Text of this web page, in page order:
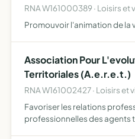
RNA W161000389 · Loisirs et
Promouvoir l'animation de la
Association Pour
Territoriales (A.e.r.e.t.)
RNA W161002427 · Loisirs et
Favoriser les relations
professionnelles des agents